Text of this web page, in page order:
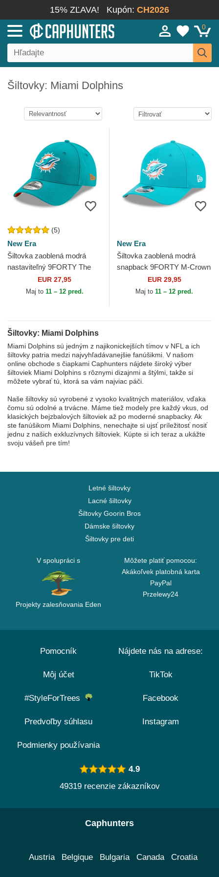
15% ZĽAVA! Kupón: CH2026
0
Šiltovky: Miami Dolphins
(5)
New Era
Šiltovka zaoblená modrá
nastaviteľný 9FORTY The
League Miami Dolphins NFL
New Era
EUR 27,95
Maj to 11 – 12 pred.
New Era
Šiltovka zaoblená modrá
snapback 9FORTY M-Crown
Team Miami Dolphins NFL
New Era
EUR 29,95
Maj to 11 – 12 pred.
Šiltovky: Miami Dolphins
Miami Dolphins sú jedným z najikonickejších tímov v NFL a ich
šiltovky patria medzi najvyhľadávanejšie fanúšikmi. V našom
online obchode s čiapkami Caphunters nájdete široký výber
šiltoviek Miami Dolphins s rôznymi dizajnmi a štýlmi, takže si
môžete vybrať tú, ktorá sa vám najviac páči.
Naše šiltovky sú vyrobené z vysoko kvalitných materiálov, vďaka
čomu sú odolné a trvácne. Máme tiež modely pre každý vkus, od
klasických bejzbalových šiltoviek až po moderné snapbacky. Ak
ste fanúšikom Miami Dolphins, nenechajte si ujsť príležitosť nosiť
jednu z našich exkluzívnych šiltoviek. Kúpte si ich teraz a ukážte
svoju vášeň pre tím!
Letné šiltovky
Lacné šiltovky
Šiltovky Goorin Bros
Dámske šiltovky
Šiltovky pre deti
V spolupráci s
Projekty zalesňovania Eden
Môžete platiť pomocou:
Akákoľvek platobná karta
PayPal
Przelewy24
Pomocník
Môj účet
#StyleForTrees
Predvoľby súhlasu
Podmienky používania
Nájdete nás na adrese:
TikTok
Facebook
Instagram
4.9
49319 recenzie zákazníkov
Caphunters
Austria Belgique Bulgaria Canada Croatia